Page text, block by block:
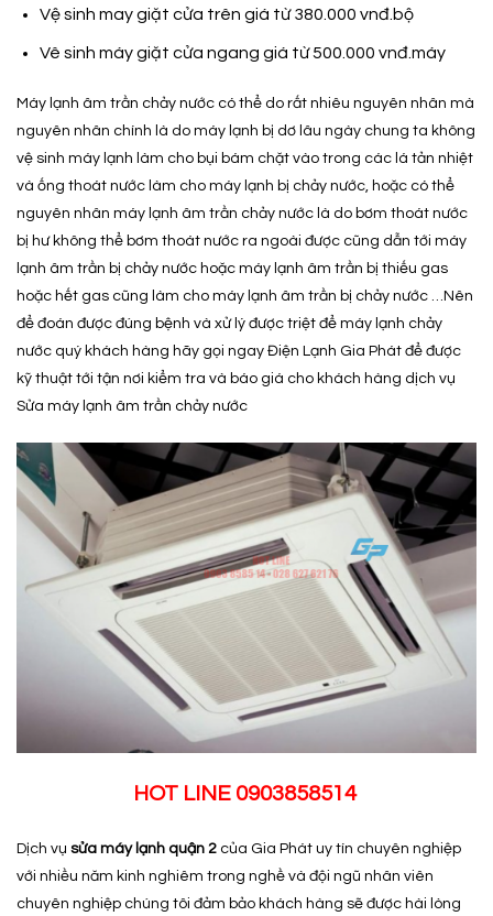
Vệ sinh may giặt cửa trên giá từ 380.000 vnđ.bộ
Vê sinh máy giặt cửa ngang giá từ 500.000 vnđ.máy
Máy lạnh âm trần chảy nước có thể do rất nhiêu nguyên nhân mà
nguyên nhân chính là do máy lạnh bị dơ lâu ngày chung ta không
vệ sinh máy lạnh làm cho bụi bám chặt vào trong các lá tản nhiệt
và ống thoát nước làm cho máy lạnh bị chảy nước, hoặc có thể
nguyên nhân máy lạnh âm trần chảy nước là do bơm thoát nước
bị hư không thể bơm thoát nước ra ngoài được cũng dẫn tới máy
lạnh âm trần bị chảy nước hoặc máy lạnh âm trần bị thiếu gas
hoặc hết gas cũng làm cho máy lạnh âm trần bị chảy nước …Nên
để đoán được đúng bệnh và xử lý được triệt để máy lạnh chảy
nước quý khách hàng hãy gọi ngay Điện Lạnh Gia Phát để được
kỹ thuật tới tận nơi kiểm tra và báo giá cho khách hàng dịch vụ
Sửa máy lạnh âm trần chảy nước
HOT LINE 0903858514
Dịch vụ sửa máy lạnh quận 2 của Gia Phát uy tín chuyên nghiệp
với nhiều năm kinh nghiêm trong nghề và đội ngũ nhân viên
chuyên nghiệp chúng tôi đảm bảo khách hàng sẽ được hài lòng